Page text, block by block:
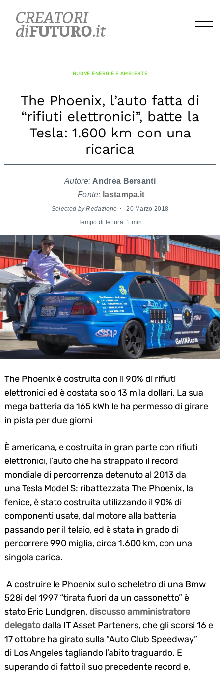
content
NUOVE ENERGIE E AMBIENTE
The Phoenix, l’auto fatta di
“rifiuti elettronici”, batte la
Tesla: 1.600 km con una
ricarica
Autore: Andrea Bersanti
Fonte: lastampa.it
Selected by Redazione 20 Marzo 2018
Tempo di lettura: 1 min
The Phoenix è costruita con il 90% di rifiuti
elettronici ed è costata solo 13 mila dollari. La sua
mega batteria da 165 kWh le ha permesso di girare
in pista per due giorni
È americana, e costruita in gran parte con rifiuti
elettronici, l’auto che ha strappato il record
mondiale di percorrenza detenuto al 2013 da
una Tesla Model S: ribattezzata The Phoenix, la
fenice, è stato costruita utilizzando il 90% di
componenti usate, dal motore alla batteria
passando per il telaio, ed è stata in grado di
percorrere990 miglia, circa 1.600 km, con una
singola carica.
A costruire le Phoenix sullo scheletro di una Bmw
528i del 1997 “tirata fuori da un cassonetto” è
stato Eric Lundgren, discusso amministratore
delegato dalla IT Asset Parteners, che gli scorsi 16 e
17 ottobre ha girato sulla “Auto Club Speedway”
di Los Angelestagliando l’abito traguardo. E
superando di fatto il suo precedente record e,